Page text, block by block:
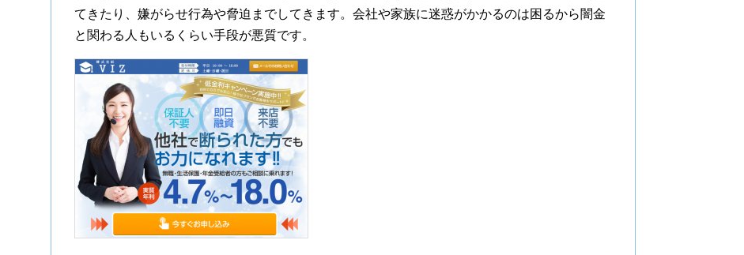
てきたり、嫌がらせ行為や脅迫までしてきます。会社や家族に迷惑がかかるのは困るから闇金
と関わる人もいるくらい手段が悪質です。